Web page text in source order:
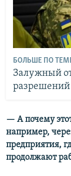
БОЛЬШЕ ПО
Залужный
разрешений
— А почему
например,
предприятия,
продолжают